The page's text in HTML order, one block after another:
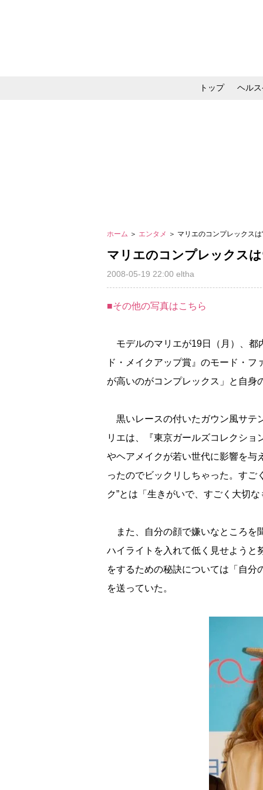
トップ ヘル
ホーム ＞ エンタメ ＞ マリエのコンプレックスは
マリエのコンプレックス
2008-05-19 22:00 eltha
■その他の写真はこちら
モデルのマリエが19日（月）、都
ド・メイクアップ賞』のモード・
が高いのがコンプレックス」と自身
黒いレースの付いたガウン風サテ
リエは、『東京ガールズコレクシ
ヘアメイクが若い世代に影響を与
ったのでビックリしちゃった。すご
ク”とは「生きがいで、すごく大切
また、自分の顔で嫌いなところを
ハイライトを入れて低く見せようと
をするための秘訣については「自分
を送っていた。